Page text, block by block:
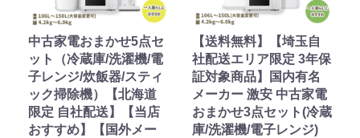
中古家電おまかせ5点セ
ット（冷蔵庫/洗濯機/電
子レンジ/炊飯器/スティ
ック掃除機）【北海道
限定 自社配送】【当店
おすすめ】【国外メー
【送料無料】【埼玉自
社配送エリア限定 3年保
証対象商品】国内有名
メーカー 激安 中古家電
おまかせ3点セット(冷蔵
庫/洗濯機/電子レンジ)